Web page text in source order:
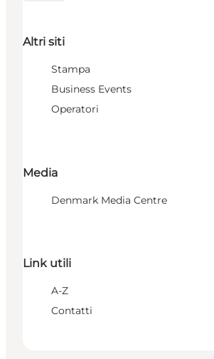
Altri siti
Stampa
Business Events
Operatori
Media
Denmark Media Centre
Link utili
A-Z
Contatti